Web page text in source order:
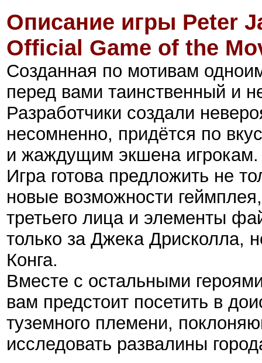
Описание игры Peter
Official Game of the
Созданная по мотивам
перед вами таинственный и
Разработчики создали
несомненно, придётся по
и жаждущим экшена игрокам.
Игра готова предложить не
новые возможности
третьего лица и элементы
только за Джека Дрисколла,
Конга.
Вместе с остальными
вам предстоит посетить в
туземного племени,
исследовать развалины